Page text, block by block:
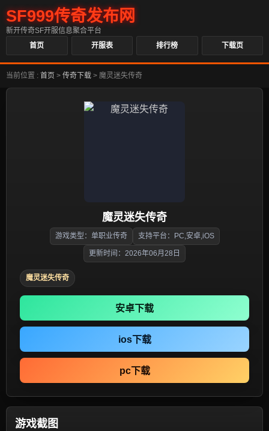
SF999传奇发布网
新开传奇SF开服信息聚合平台
首页
开服表 排行榜 下载页
当前位置 : 首页 > 传奇下载 > 魔灵迷失传奇
魔灵迷失传奇
游戏类型：单职业传奇 支持平台：PC,安卓,iOS
更新时间：2026年06月28日
魔灵迷失传奇
安卓下载
ios下载
pc下载
游戏截图